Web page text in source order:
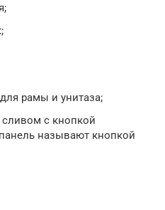
рамы и унитаза;
сливом с кнопкой
называют кнопкой